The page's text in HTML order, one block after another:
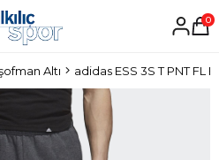
0
Altı adidas ESS 3S T PNT FL